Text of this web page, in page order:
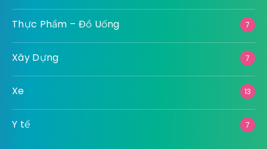
Thực Phẩm – Đồ Uống 7
Xây Dựng 7
Xe 13
Y tế 7